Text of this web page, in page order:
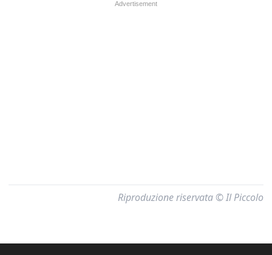
Riproduzione riservata © Il Piccolo